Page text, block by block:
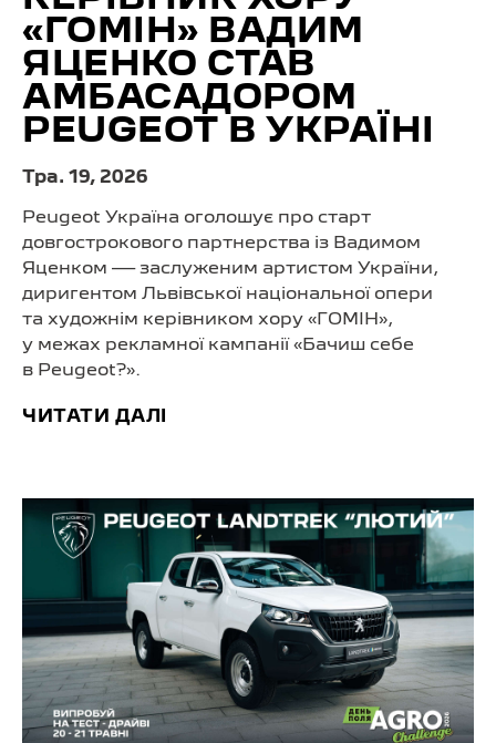
«ГОМІН» ВАДИМ
ЯЦЕНКО СТАВ
АМБАСАДОРОМ
PEUGEOT В УКРАЇНІ
Тра. 19, 2026
Peugeot Україна оголошує про старт
довгострокового партнерства із Вадимом
Яценком — заслуженим артистом України,
диригентом Львівської національної опери
та художнім керівником хору «ГОМІН»,
у межах рекламної кампанії «Бачиш себе
в Peugeot?».
ЧИТАТИ ДАЛІ